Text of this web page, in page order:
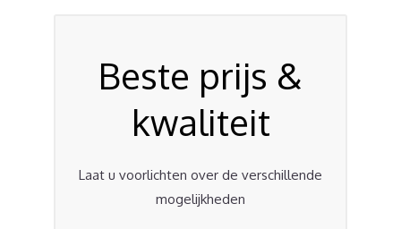
Beste prijs &
kwaliteit
Laat u voorlichten over de verschillende
mogelijkheden